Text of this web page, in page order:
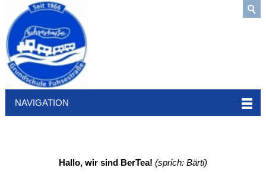
NAVIGATION
Hallo, wir sind BerTea! (sprich: Bärti)